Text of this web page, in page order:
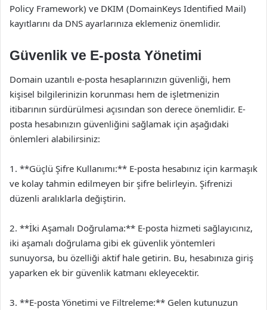
Policy Framework) ve DKIM (DomainKeys Identified Mail)
kayıtlarını da DNS ayarlarınıza eklemeniz önemlidir.
Güvenlik ve E-posta Yönetimi
Domain uzantılı e-posta hesaplarınızın güvenliği, hem
kişisel bilgilerinizin korunması hem de işletmenizin
itibarının sürdürülmesi açısından son derece önemlidir. E-
posta hesabınızın güvenliğini sağlamak için aşağıdaki
önlemleri alabilirsiniz:
1. **Güçlü Şifre Kullanımı:** E-posta hesabınız için karmaşık
ve kolay tahmin edilmeyen bir şifre belirleyin. Şifrenizi
düzenli aralıklarla değiştirin.
2. **İki Aşamalı Doğrulama:** E-posta hizmeti sağlayıcınız,
iki aşamalı doğrulama gibi ek güvenlik yöntemleri
sunuyorsa, bu özelliği aktif hale getirin. Bu, hesabınıza giriş
yaparken ek bir güvenlik katmanı ekleyecektir.
3. **E-posta Yönetimi ve Filtreleme:** Gelen kutunuzun